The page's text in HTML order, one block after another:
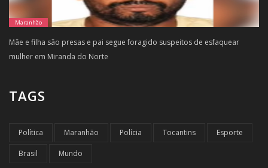
Maranhão
Mãe e filha são presas e pai segue foragido suspeitos de esfaquear
mulher em Miranda do Norte
TAGS
Política Maranhão Polícia Tocantins Esporte
Brasil Mundo